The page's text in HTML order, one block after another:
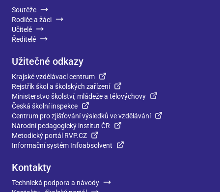
Soutěže
Rodiče a žáci
Učitelé
Ředitelé
Užitečné odkazy
Krajské vzdělávací centrum
Rejstřík škol a školských zařízení
Ministerstvo školství, mládeže a tělovýchovy
Česká školní inspekce
Centrum pro zjišťování výsledků ve vzdělávání
Národní pedagogický institut ČR
Metodický portál RVP.CZ
Informační systém Infoabsolvent
Kontakty
Technická podpora a návody